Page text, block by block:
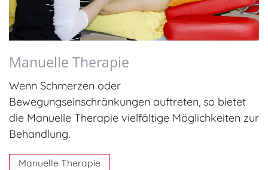
Manuelle Therapie
Wenn Schmerzen oder
Bewegungseinschränkungen auftreten, so bietet
die Manuelle Therapie vielfältige Möglichkeiten zur
Behandlung.
Manuelle Therapie